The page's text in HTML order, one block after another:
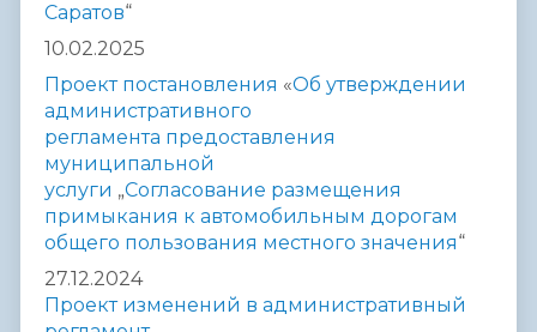
Саратов“
10.02.2025
Проект постановления «Об утверждении
административного
регламента предоставления
муниципальной
услуги „Согласование размещения
примыкания к автомобильным дорогам
общего пользования местного значения“
27.12.2024
Проект изменений в административный